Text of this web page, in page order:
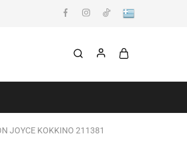
JOYCE ΚΟΚΚΙΝΟ 211381